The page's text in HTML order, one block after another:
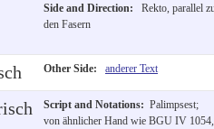
Side and Direction:
Rekto, parallel
den Fasern
Other Side: anderer Text
Script and Notations: Palimpsest;
von ähnlicher Hand wie BGU IV 1054,